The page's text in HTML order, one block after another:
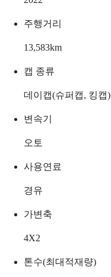
주행거리
13,583km
캡 종류
데이캡(슈퍼캡, 킹캡)
변속기
오토
사용연료
경유
가변축
4X2
톤수(최대적재량)